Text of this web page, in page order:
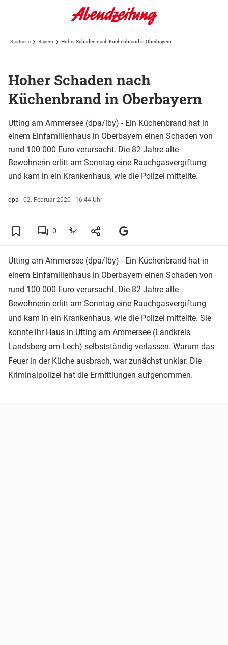
Startseite Bayern Hoher Schaden nach Küchenbrand in Oberbayern
Hoher Schaden nach
Küchenbrand in Oberbayern
Utting am Ammersee (dpa/lby) - Ein Küchenbrand hat in
einem Einfamilienhaus in Oberbayern einen Schaden von
rund 100 000 Euro verursacht. Die 82 Jahre alte
Bewohnerin erlitt am Sonntag eine Rauchgasvergiftung
und kam in ein Krankenhaus, wie die Polizei mitteilte.
dpa | 02. Februar 2020 - 16:44 Uhr
0
Utting am Ammersee (dpa/lby) - Ein Küchenbrand hat in
einem Einfamilienhaus in Oberbayern einen Schaden von
rund 100 000 Euro verursacht. Die 82 Jahre alte
Bewohnerin erlitt am Sonntag eine Rauchgasvergiftung
und kam in ein Krankenhaus, wie die Polizei mitteilte. Sie
konnte ihr Haus in Utting am Ammersee (Landkreis
Landsberg am Lech) selbstständig verlassen. Warum das
Feuer in der Küche ausbrach, war zunächst unklar. Die
Kriminalpolizei hat die Ermittlungen aufgenommen.